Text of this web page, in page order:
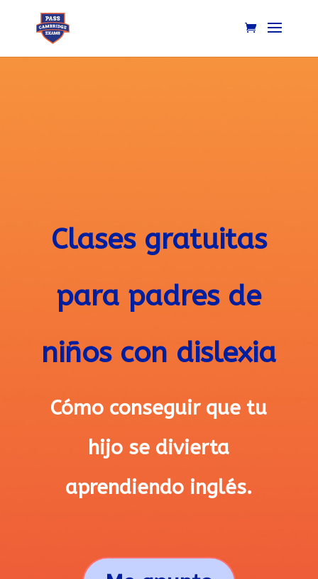
Clases gratuitas
para padres de
niños con dislexia
Cómo conseguir que tu
hijo se divierta
aprendiendo inglés.